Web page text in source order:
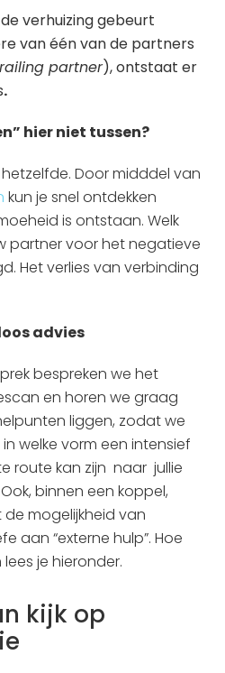
verhuizing gebeurt
van één van de partners
partner), ontstaat er
.
hier niet tussen?
Door midddel van
kun je snel ontdekken
is ontstaan. Welk
partner voor het negatieve
Het verlies van verbinding
advies
bespreken we het
en horen we graag
liggen, zodat we
welke vorm een intensief
route kan zijn naar jullie
binnen een koppel,
mogelijkheid van
aan “externe hulp”. Hoe
je hieronder.
kijk op